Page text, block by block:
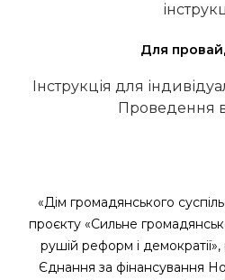
Для
Інструкція для
Проведення
«Дім громадянського
проєкту «Сильне
рушій реформ і
Єднання за фінансування